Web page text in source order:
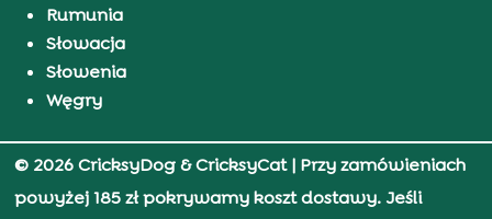
Rumunia
Słowacja
Słowenia
Węgry
© 2026 CricksyDog & CricksyCat| Przy zamówieniach
powyżej 185 zł pokrywamy koszt dostawy. Jeśli